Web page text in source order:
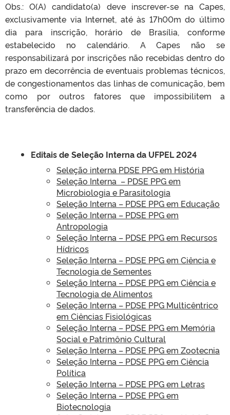
Obs.: O(A) candidato(a) deve inscrever-se na Capes,
exclusivamente via Internet, até às 17h00m do último
dia para inscrição, horário de Brasília, conforme
estabelecido no calendário. A Capes não se
responsabilizará por inscrições não recebidas dentro do
prazo em decorrência de eventuais problemas técnicos,
de congestionamentos das linhas de comunicação, bem
como por outros fatores que impossibilitem a
transferência de dados.
Editais de Seleção Interna da UFPEL 2024
Seleção interna PDSE PPG em História
Seleção Interna – PDSE PPG em
Microbiologia e Parasitologia
Seleção Interna – PDSE PPG em Educação
Seleção Interna – PDSE PPG em
Antropologia
Seleção Interna – PDSE PPG em Recursos
Hídricos
Seleção Interna – PDSE PPG em Ciência e
Tecnologia de Sementes
Seleção Interna – PDSE PPG em Ciência e
Tecnologia de Alimentos
Seleção Interna – PDSE PPG Multicêntrico
em Ciências Fisiológicas
Seleção Interna – PDSE PPG em Memória
Social e Patrimônio Cultural
Seleção Interna – PDSE PPG em Zootecnia
Seleção Interna – PDSE PPG em Ciência
Política
Seleção Interna – PDSE PPG em Letras
Seleção Interna – PDSE PPG em
Biotecnologia